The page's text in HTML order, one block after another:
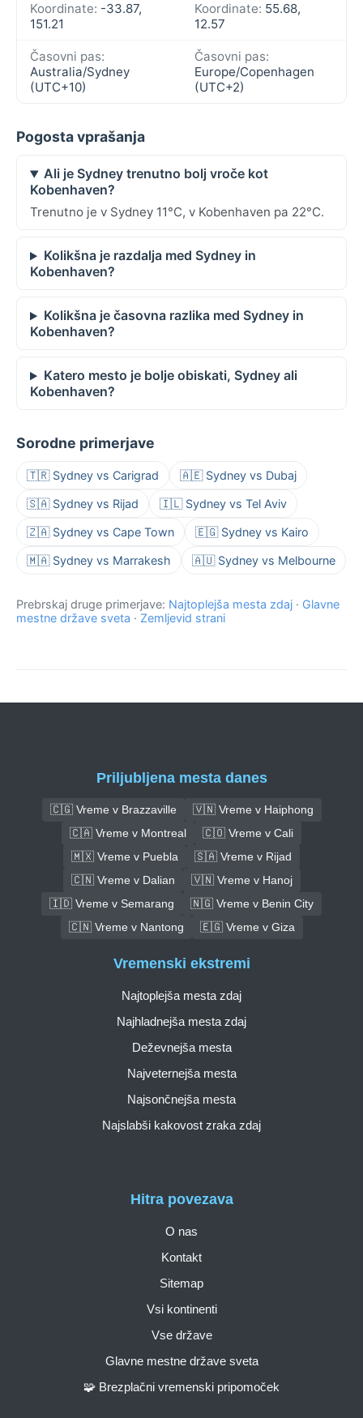
Koordinate: -33.87,
151.21
Koordinate: 55.68,
12.57
Časovni pas:
Australia/Sydney
(UTC+10)
Časovni pas:
Europe/Copenhagen
(UTC+2)
Pogosta vprašanja
Ali je Sydney trenutno bolj vroče kot
Kobenhaven?
Trenutno je v Sydney 11°C, v Kobenhaven pa 22°C.
Kolikšna je razdalja med Sydney in
Kobenhaven?
Kolikšna je časovna razlika med Sydney in
Kobenhaven?
Katero mesto je bolje obiskati, Sydney ali
Kobenhaven?
Sorodne primerjave
🇹🇷 Sydney vs Carigrad 🇦🇪 Sydney vs Dubaj
🇸🇦 Sydney vs Rijad 🇮🇱 Sydney vs Tel Aviv
🇿🇦 Sydney vs Cape Town 🇪🇬 Sydney vs Kairo
🇲🇦 Sydney vs Marrakesh 🇦🇺 Sydney vs Melbourne
Prebrskaj druge primerjave: Najtoplejša mesta zdaj · Glavne
mestne države sveta · Zemljevid strani
Priljubljena mesta danes
🇨🇬 Vreme v Brazzaville
🇻🇳 Vreme v Haiphong
🇨🇦 Vreme v Montreal
🇨🇴 Vreme v Cali
🇲🇽 Vreme v Puebla
🇸🇦 Vreme v Rijad
🇨🇳 Vreme v Dalian
🇻🇳 Vreme v Hanoj
🇮🇩 Vreme v Semarang
🇳🇬 Vreme v Benin City
🇨🇳 Vreme v Nantong
🇪🇬 Vreme v Giza
Hitra povezava
O nas
Kontakt
Sitemap
Vsi kontinenti
Vse države
Glavne mestne države sveta
🧩 Brezplačni vremenski pripomoček
Vremenski ekstremi
Najtoplejša mesta zdaj
Najhladnejša mesta zdaj
Deževnejša mesta
Najveternejša mesta
Najsončnejša mesta
Najslabši kakovost zraka zdaj